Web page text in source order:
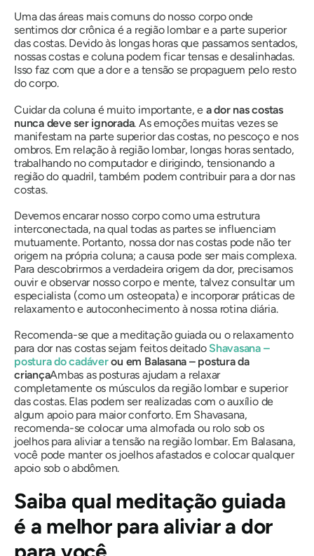
Uma das áreas mais comuns do nosso corpo onde
sentimos dor crônica é a região lombar e a parte superior
das costas. Devido às longas horas que passamos sentados,
nossas costas e coluna podem ficar tensas e desalinhadas.
Isso faz com que a dor e a tensão se propaguem pelo resto
do corpo.
Cuidar da coluna é muito importante, e a dor nas costas
nunca deve ser ignorada. As emoções muitas vezes se
manifestam na parte superior das costas, no pescoço e nos
ombros. Em relação à região lombar, longas horas sentado,
trabalhando no computador e dirigindo, tensionando a
região do quadril, também podem contribuir para a dor nas
costas.
Devemos encarar nosso corpo como uma estrutura
interconectada, na qual todas as partes se influenciam
mutuamente. Portanto, nossa dor nas costas pode não ter
origem na própria coluna; a causa pode ser mais complexa.
Para descobrirmos a verdadeira origem da dor, precisamos
ouvir e observar nosso corpo e mente, talvez consultar um
especialista (como um osteopata) e incorporar práticas de
relaxamento e autoconhecimento à nossa rotina diária.
Recomenda-se que a meditação guiada ou o relaxamento
para dor nas costas sejam feitos deitado Shavasana –
postura do cadáverou em Balasana – postura da
criançaAmbas as posturas ajudam a relaxar
completamente os músculos da região lombar e superior
das costas. Elas podem ser realizadas com o auxílio de
algum apoio para maior conforto. Em Shavasana,
recomenda-se colocar uma almofada ou rolo sob os
joelhos para aliviar a tensão na região lombar. Em Balasana,
você pode manter os joelhos afastados e colocar qualquer
apoio sob o abdômen.
Saiba qual meditação guiada
é a melhor para aliviar a dor